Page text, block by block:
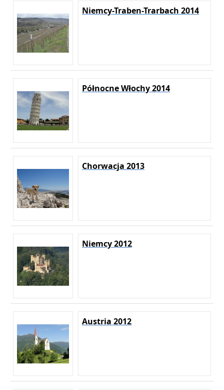
Niemcy-Traben-Trarbach 2014
Północne Włochy 2014
Chorwacja 2013
Niemcy 2012
Austria 2012